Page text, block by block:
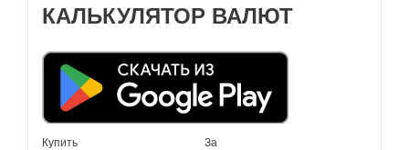
КАЛЬКУЛЯТОР ВАЛЮТ
Купить За